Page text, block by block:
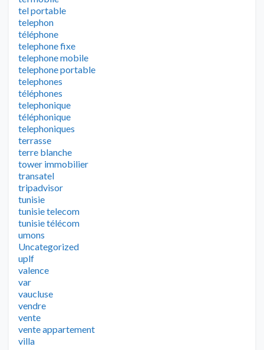
tel portable
telephon
téléphone
telephone fixe
telephone mobile
telephone portable
telephones
téléphones
telephonique
téléphonique
telephoniques
terrasse
terre blanche
tower immobilier
transatel
tripadvisor
tunisie
tunisie telecom
tunisie télécom
umons
Uncategorized
uplf
valence
var
vaucluse
vendre
vente
vente appartement
villa